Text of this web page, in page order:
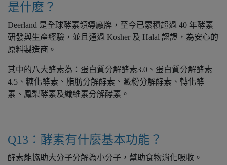
是什麽？
Deerland 是全球酵素領導廠牌，至今已累積超過 40 年酵素
研發與生產經驗，並且通過 Kosher 及 Halal 認證，為安心的
原料製造商。
其中的八大酵素為：蛋白質分解酵素3.0、蛋白質分解酵素
4.5、糖化酵素、脂肪分解酵素、澱粉分解酵素、轉化酵
素、鳳梨酵素及纖維素分解酵素。
Q13：酵素有什麼基本功能？
酵素能協助大分子分解為小分子，幫助食物消化吸收。